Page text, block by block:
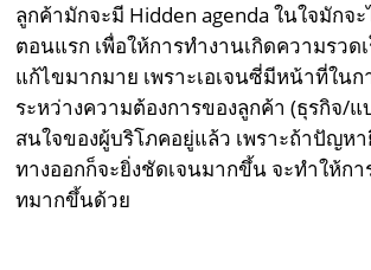
ลูกค้ามักจะมี Hidden agenda ในใจมักจ
ตอนแรก เพื่อให้การทำงานเกิดความรวด
แก้ไขมากมาย เพราะเอเจนซี่มีหน้าที่ใน
ระหว่างความต้องการของลูกค้า (ธุรกิจ/
สนใจของผู้บริโภคอยู่แล้ว เพราะถ้าปัญห
ทางออกก็จะยิ่งชัดเจนมากขึ้น จะทำให้ก
ทมากขึ้นด้วย